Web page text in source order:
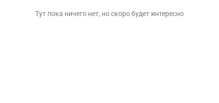
Тут пока ничего нет, но скоро будет интересно